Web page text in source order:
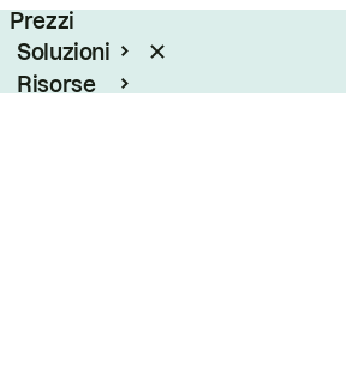
Prezzi
Soluzioni
Risorse